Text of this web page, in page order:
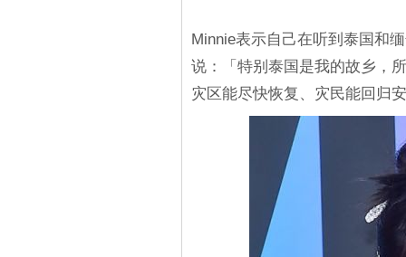
Minnie表示自己在听到泰国和
说：「特别泰国是我的故乡，
灾区能尽快恢复、灾民能回归